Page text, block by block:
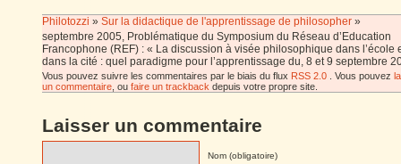
Philotozzi » Sur la didactique de l'apprentissage de philosopher »
septembre 2005, Problématique du Symposium du Réseau d’Education
Francophone (REF) : « La discussion à visée philosophique dans l’école
dans la cité : quel paradigme pour l’apprentissage du, 8 et 9 septembre
Vous pouvez suivre les commentaires par le biais du flux RSS 2.0 . Vous pouvez
un commentaire , ou faire un trackback depuis votre propre site.
Laisser un commentaire
Nom (obligatoire)